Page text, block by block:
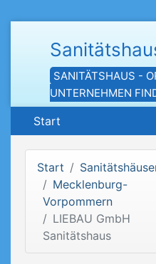
SANITÄTSHAUS -
UNTERNEHMEN
Start
Start
Mecklenburg-
Vorpommern
LIEBAU GmbH
Sanitätshaus